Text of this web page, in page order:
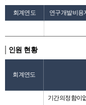
회계연도 연구개발비용
인원 현황
회계연도
기간의정함이